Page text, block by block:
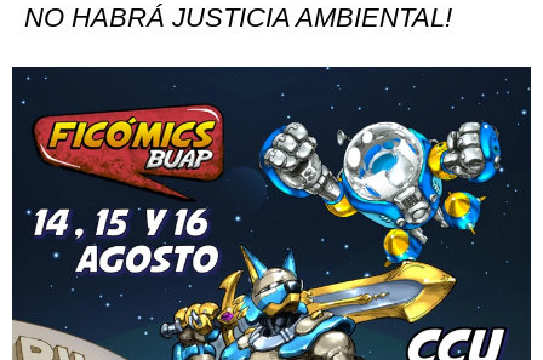
NO HABRÁ JUSTICIA AMBIENTAL!